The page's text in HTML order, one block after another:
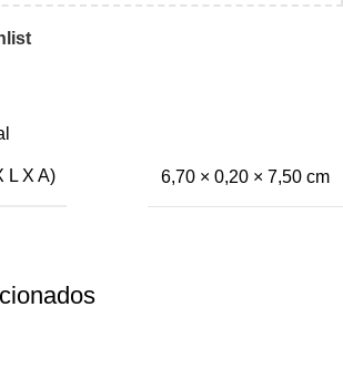
L X A) 6,70 × 0,20 × 7,50 cm